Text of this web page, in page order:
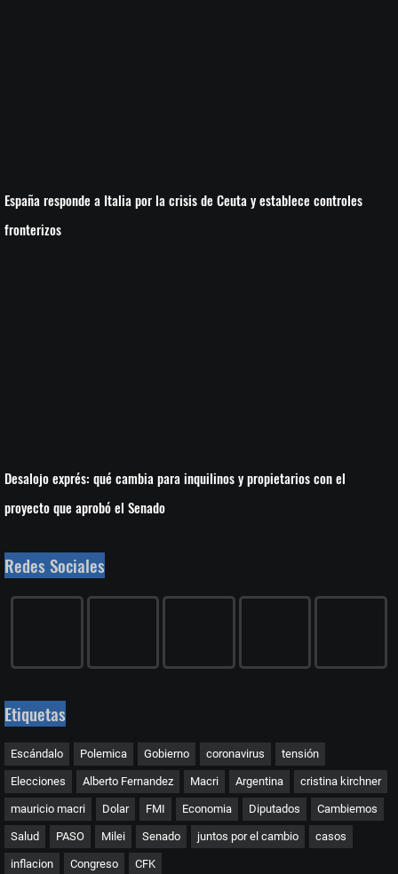
España responde a Italia por la crisis de Ceuta y establece controles
fronterizos
Desalojo exprés: qué cambia para inquilinos y propietarios con el
proyecto que aprobó el Senado
Redes Sociales
Etiquetas
Escándalo Polemica Gobierno coronavirus tensión
Elecciones Alberto Fernandez Macri Argentina cristina kirchner
mauricio macri Dolar FMI Economia Diputados Cambiemos
Salud PASO Milei Senado juntos por el cambio casos
inflacion Congreso CFK